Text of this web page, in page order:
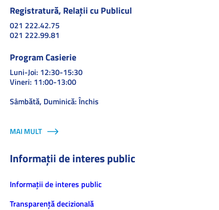
Registratură, Relații cu Publicul
021 222.42.75
021 222.99.81
Program Casierie
Luni-Joi: 12:30-15:30
Vineri: 11:00-13:00
Sâmbătă, Duminică: Închis
MAI MULT
Informații de interes public
Informaţii de interes public
Transparență decizională